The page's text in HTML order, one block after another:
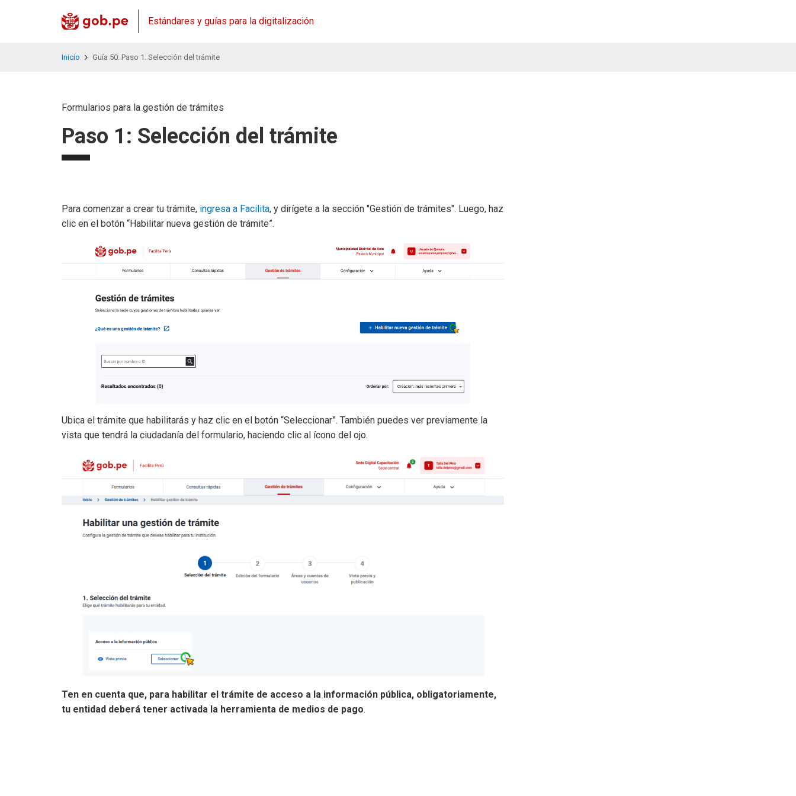
Estándares y guías para la digitalización
Inicio Guía 50: Paso 1. Selección del trámite
Formularios para la gestión de trámites
Paso 1: Selección del trámite
Para comenzar a crear tu trámite, ingresa a Facilita, y dirígete a la sección "Gestión de trámites". Luego, haz
clic en el botón “Habilitar nueva gestión de trámite”.
Ubica el trámite que habilitarás y haz clic en el botón “Seleccionar”. También puedes ver previamente la
vista que tendrá la ciudadanía del formulario, haciendo clic al ícono del ojo.
Ten en cuenta que, para habilitar el trámite de acceso a la información pública, obligatoriamente,
tu entidad deberá tener activada la herramienta de medios de pago.